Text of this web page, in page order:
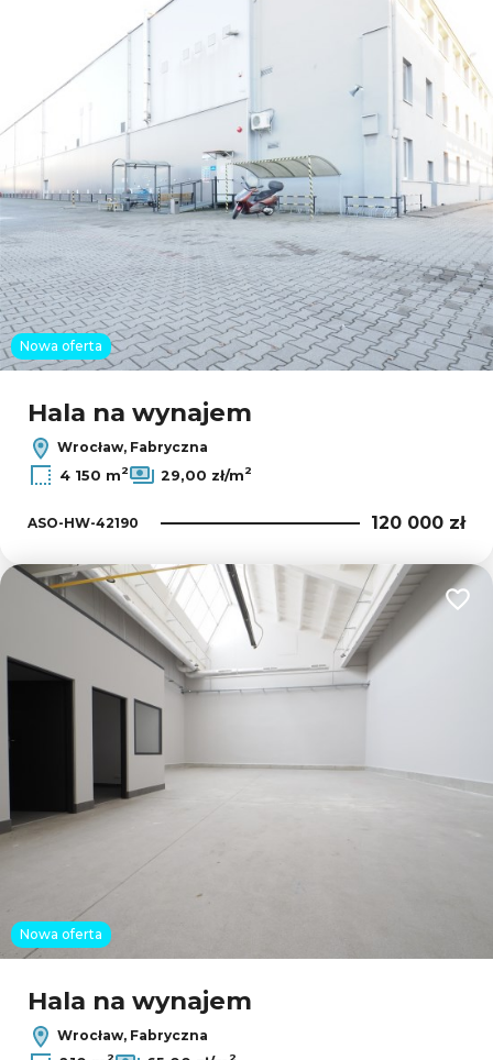
Leaflet|© OpenMapTiles© OpenStreetMap contributors
Nowa oferta
Hala na wynajem
Wrocław, Fabryczna
4 150 m2 29,00 zł/m2
ASO-HW-42190 120 000 zł
Nowa oferta
Hala na wynajem
Wrocław, Fabryczna
2 2